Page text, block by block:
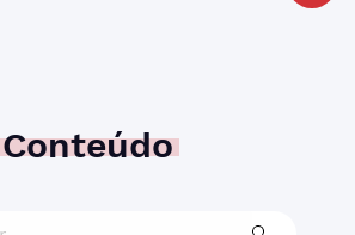
Conteúdo